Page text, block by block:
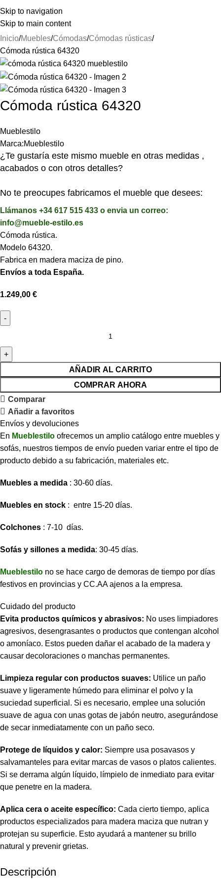
Skip to navigation
Skip to main content
⚡REALIZAMOS ENVÍOS A TODA ESPAÑA⚡
Inicio Muebles Cómodas Cómodas rústicas
Cómoda rústica 64320
Cómoda rústica 64320
Mueblestilo
Marca:Mueblestilo
¿Te gustaría este mismo mueble en otras medidas ,
acabados o con otros detalles?
No te preocupes fabricamos el mueble que desees:
Llámanos +34 617 515 433 o envia un correo:
info@mueble-estilo.es
Cómoda rústica.
Modelo 64320.
Fabrica en madera maciza de pino.
Envíos a toda España.
1.249,00 €
AÑADIR AL CARRITO
COMPRAR AHORA
Comparar
Añadir a favoritos
Envíos y devoluciones
En Mueblestilo ofrecemos un amplio catálogo entre muebles y
sofás, nuestros tiempos de envío pueden variar entre el tipo de
producto debido a su fabricación, materiales etc.
Muebles a medida : 30-60 días.
Muebles en stock : entre 15-20 días.
Colchones : 7-10 días.
Sofás y sillones a medida: 30-45 días.
Mueblestilo no se hace cargo de demoras de tiempo por días
festivos en provincias y CC.AA ajenos a la empresa.
Cuidado del producto
Evita productos químicos y abrasivos: No uses limpiadores
agresivos, desengrasantes o productos que contengan alcohol
o amoníaco. Estos pueden dañar el acabado de la madera y
causar decoloraciones o manchas permanentes.
Limpieza regular con productos suaves: Utilice un paño
suave y ligeramente húmedo para eliminar el polvo y la
suciedad superficial. Si es necesario, emplee una solución
suave de agua con unas gotas de jabón neutro, asegurándose
de secar inmediatamente con un paño seco.
Protege de líquidos y calor: Siempre usa posavasos y
salvamanteles para evitar marcas de vasos o platos calientes.
Si se derrama algún líquido, límpielo de inmediato para evitar
que penetre en la madera.
Aplica cera o aceite específico: Cada cierto tiempo, aplica
productos especializados para madera maciza que nutran y
protejan su superficie. Esto ayudará a mantener su brillo
natural y prevenir grietas.
Descripción